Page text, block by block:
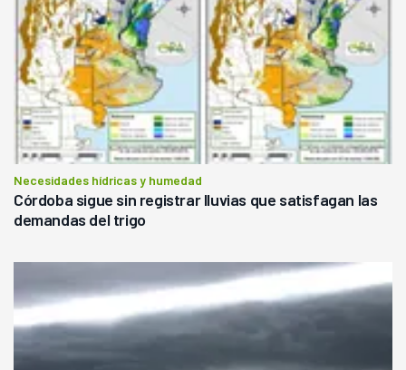
Necesidades hídricas y humedad
Córdoba sigue sin registrar lluvias que satisfagan las
demandas del trigo